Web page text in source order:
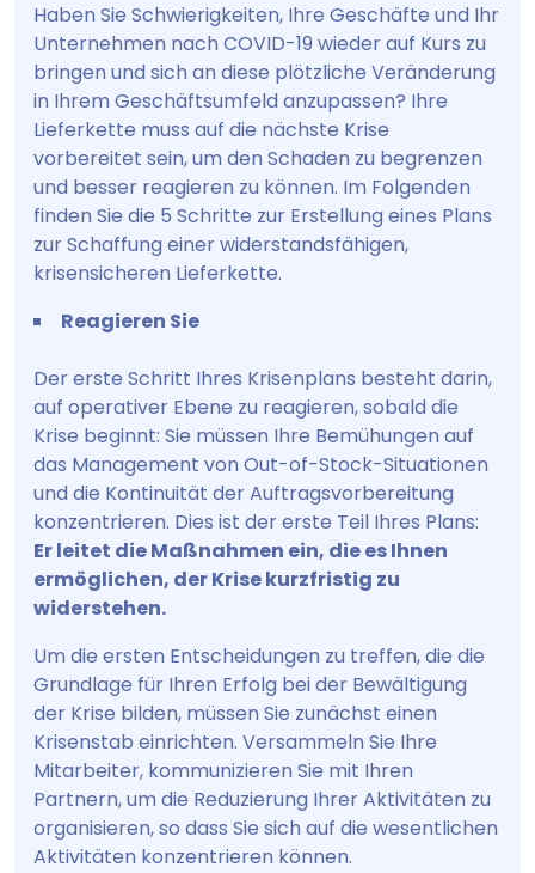
Haben Sie Schwierigkeiten, Ihre Geschäfte und Ihr
Unternehmen nach COVID-19 wieder auf Kurs zu
bringen und sich an diese plötzliche Veränderung
in Ihrem Geschäftsumfeld anzupassen? Ihre
Lieferkette muss auf die nächste Krise
vorbereitet sein, um den Schaden zu begrenzen
und besser reagieren zu können. Im Folgenden
finden Sie die 5 Schritte zur Erstellung eines Plans
zur Schaffung einer widerstandsfähigen,
krisensicheren Lieferkette.
Reagieren Sie
Der erste Schritt Ihres Krisenplans besteht darin,
auf operativer Ebene zu reagieren, sobald die
Krise beginnt: Sie müssen Ihre Bemühungen auf
das Management von Out-of-Stock-Situationen
und die Kontinuität der Auftragsvorbereitung
konzentrieren. Dies ist der erste Teil Ihres Plans:
Er leitet die Maßnahmen ein, die es Ihnen
ermöglichen, der Krise kurzfristig zu
widerstehen.
Um die ersten Entscheidungen zu treffen, die die
Grundlage für Ihren Erfolg bei der Bewältigung
der Krise bilden, müssen Sie zunächst einen
Krisenstab einrichten. Versammeln Sie Ihre
Mitarbeiter, kommunizieren Sie mit Ihren
Partnern, um die Reduzierung Ihrer Aktivitäten zu
organisieren, so dass Sie sich auf die wesentlichen
Aktivitäten konzentrieren können.